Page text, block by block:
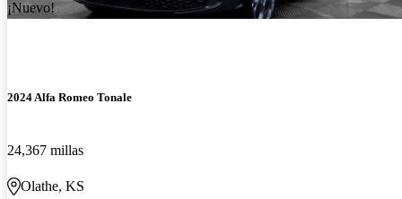
¡Nuevo!
2024 Alfa Romeo Tonale
24,367 millas
Olathe, KS